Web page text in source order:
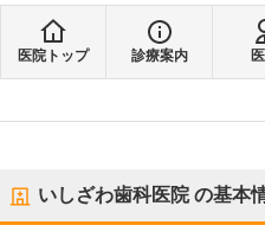
医院トップ 診療案内
いしざわ歯科医院の基本